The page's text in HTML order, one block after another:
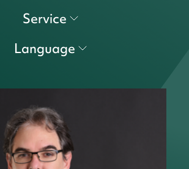
Service
Language